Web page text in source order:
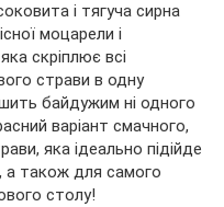
і тягуча сирна
моцарели і
скріплює всі
страви в одну
байдужим ні одного
варіант смачного,
яка ідеально підійде
а також для самого
столу!